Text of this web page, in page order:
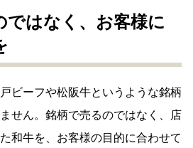
ではなく、お客様に
ビーフや松阪牛というような銘柄
せん。銘柄で売るのではなく、店
和牛を、お客様の目的に合わせて